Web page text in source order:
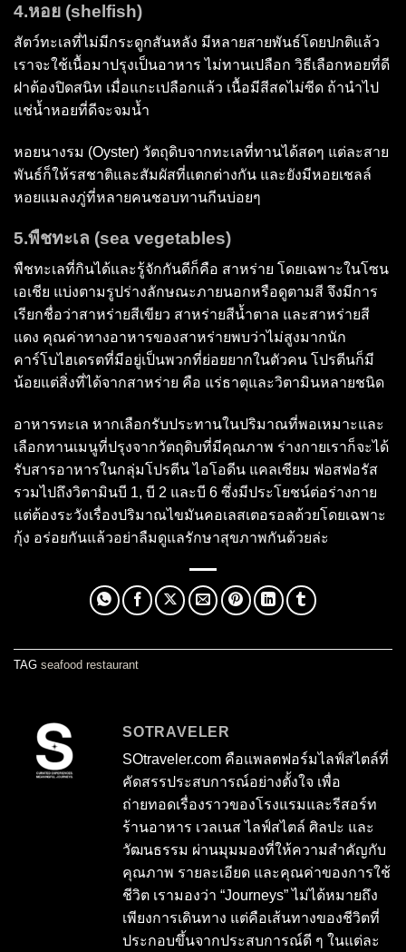
4.หอย (shelfish)
สัตว์ทะเลที่ไม่มีกระดูกสันหลัง มีหลายสายพันธ์โดยปกติแล้ว
เราจะใช้เนื้อมาปรุงเป็นอาหาร ไม่ทานเปลือก วิธีเลือกหอยที่ดี
ฝาต้องปิดสนิท เมื่อแกะเปลือกแล้ว เนื้อมีสีสดไม่ซีด ถ้านำไป
แช่น้ำหอยที่ดีจะจมน้ำ
หอยนางรม (Oyster) วัตถุดิบจากทะเลที่ทานได้สดๆ แต่ละสาย
พันธ์ก็ให้รสชาติและสัมผัสที่แตกต่างกัน และยังมีหอยเชลล์
หอยแมลงภู่ที่หลายคนชอบทานกีนบ่อยๆ
5.พืชทะเล (sea vegetables)
พืชทะเลที่กินได้และรู้จักกันดีก็คือ สาหร่าย โดยเฉพาะในโซน
เอเชีย แบ่งตามรูปร่างลักษณะภายนอกหรือดูตามสี จึงมีการ
เรียกชื่อว่าสาหร่ายสีเขียว สาหร่ายสีน้ำตาล และสาหร่ายสี
แดง คุณค่าทางอาหารของสาหร่ายพบว่าไม่สูงมากนัก
คาร์โบไฮเดรตที่มีอยู่เป็นพวกที่ย่อยยากในตัวคน โปรตีนก็มี
น้อยแต่สิ่งที่ได้จากสาหร่าย คือ แร่ธาตุและวิตามินหลายชนิด
อาหารทะเล หากเลือกรับประทานในปริมาณที่พอเหมาะและ
เลือกทานเมนูที่ปรุงจากวัตถุดิบที่มีคุณภาพ ร่างกายเราก็จะได้
รับสารอาหารในกลุ่มโปรตีน ไอโอดีน แคลเซียม ฟอสฟอรัส
รวมไปถึงวิตามินบี 1, บี 2 และบี 6 ซึ่งมีประโยชน์ต่อร่างกาย
แต่ต้องระวังเรื่องปริมาณไขมันคอเลสเตอรอลด้วยโดยเฉพาะ
กุ้ง อร่อยกันแล้วอย่าลืมดูแลรักษาสุขภาพกันด้วยล่ะ
TAG seafood restaurant
SOTRAVELER
SOtraveler.com คือแพลตฟอร์มไลฟ์สไตล์ที่
คัดสรรประสบการณ์อย่างตั้งใจ เพื่อ
ถ่ายทอดเรื่องราวของโรงแรมและรีสอร์ท
ร้านอาหาร เวลเนส ไลฟ์สไตล์ ศิลปะ และ
วัฒนธรรม ผ่านมุมมองที่ให้ความสำคัญกับ
คุณภาพ รายละเอียด และคุณค่าของการใช้
ชีวิต เรามองว่า “Journeys” ไม่ได้หมายถึง
เพียงการเดินทาง แต่คือเส้นทางของชีวิตที่
ประกอบขึ้นจากประสบการณ์ดี ๆ ในแต่ละ